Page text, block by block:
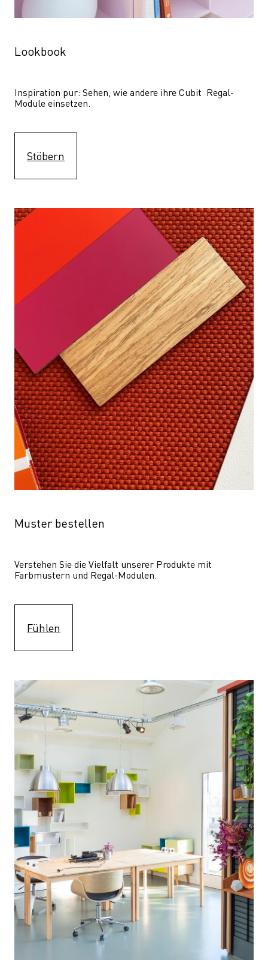
Lookbook
Inspiration pur: Sehen, wie andere ihre Cubit  Regal-
Module einsetzen.
Stöbern
Muster bestellen
Verstehen Sie die Vielfalt unserer Produkte mit
Farbmustern und Regal-Modulen.
Fühlen